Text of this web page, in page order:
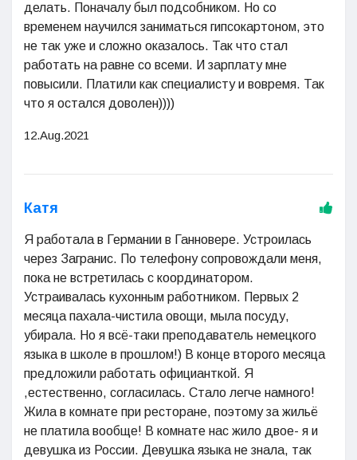
делать. Поначалу был подсобником. Но со
временем научился заниматься гипсокартоном, это
не так уже и сложно оказалось. Так что стал
работать на равне со всеми. И зарплату мне
повысили. Платили как специалисту и вовремя. Так
что я остался доволен))))
12.Aug.2021
Катя
Я работала в Германии в Ганновере. Устроилась
через Загранис. По телефону сопровождали меня,
пока не встретилась с координатором.
Устраивалась кухонным работником. Первых 2
месяца пахала-чистила овощи, мыла посуду,
убирала. Но я всё-таки преподаватель немецкого
языка в школе в прошлом!) В конце второго месяца
предложили работать официанткой. Я
,естественно, согласилась. Стало легче намного!
Жила в комнате при ресторане, поэтому за жильё
не платила вообще! В комнате нас жило двое- я и
девушка из России. Девушка языка не знала, так